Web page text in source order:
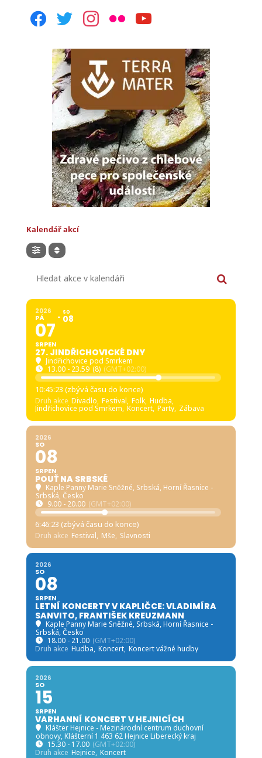
facebooktwitterinstagram
flickr youtube
Kalendář akcí
2026
PÁ
07
SRPEN
SO
08
27. JINDŘICHOVICKÉ DNY
Jindřichovice pod Smrkem
13.00 - 23.59 (8) (GMT+02:00)
10:45:22 (zbývá času do konce)
Druh akce Divadlo, Festival, Folk, Hudba,
Jindřichovice pod Smrkem, Koncert, Party, Zábava
2026
SO
08
SRPEN
POUŤ NA SRBSKÉ
Kaple Panny Marie Sněžné, Srbská, Horní Řasnice -
Srbská, Česko
9.00 - 20.00 (GMT+02:00)
6:46:22 (zbývá času do konce)
Druh akce Festival, Mše, Slavnosti
2026
SO
08
SRPEN
LETNÍ KONCERTY V KAPLIČCE: VLADIMÍRA
SANVITO, FRANTIŠEK KREUZMANN
Kaple Panny Marie Sněžné, Srbská, Horní Řasnice -
Srbská, Česko
18.00 - 21.00 (GMT+02:00)
Druh akce Hudba, Koncert, Koncert vážné hudby
2026
SO
15
SRPEN
VARHANNÍ KONCERT V HEJNICÍCH
Klášter Hejnice - Mezinárodní centrum duchovní
obnovy, Klášterní 1 463 62 Hejnice Liberecký kraj
15.30 - 17.00 (GMT+02:00)
Druh akce Hejnice, Koncert